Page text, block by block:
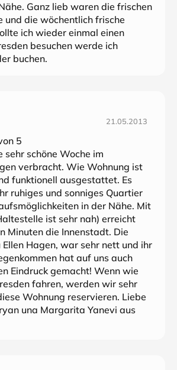
Ganz lieb waren die frischen
und die wöchentlich frische
ich wieder einmal einen
besuchen werde ich
buchen.
21.05.2013
5
sehr schöne Woche im
verbracht. Wie Wohnung ist
funktionell ausgestattet. Es
ruhiges und sonniges Quartier
in der Nähe. Mit
ist sehr nah) erreicht
Minuten die Innenstadt. Die
Hagen, war sehr nett und ihr
hat auf uns auch
Eindruck gemacht! Wenn wie
fahren, werden wir sehr
Wohnung reservieren. Liebe
una Margarita Yanevi aus